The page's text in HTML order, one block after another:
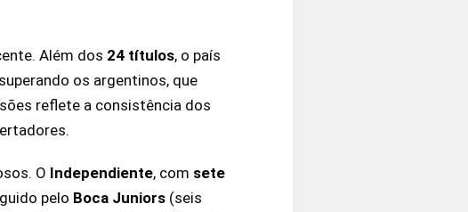
Além dos 24 títulos, o país
os argentinos, que
reflete a consistência dos
O Independiente, com sete
pelo Boca Juniors (seis